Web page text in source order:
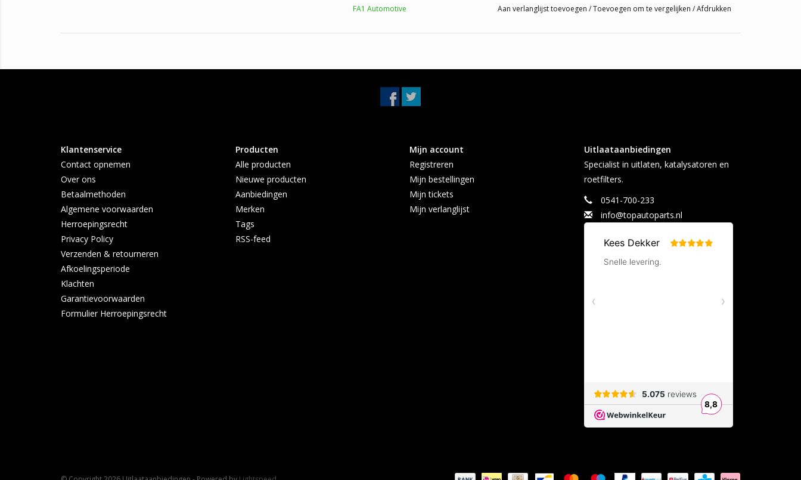
FA1 Automotive Aan verlanglijst toevoegen /Toevoegen om te vergelijken /Afdrukken
Klantenservice
Contact opnemen
Over ons
Betaalmethoden
Algemene voorwaarden
Herroepingsrecht
Privacy Policy
Verzenden & retourneren
Afkoelingsperiode
Klachten
Garantievoorwaarden
Formulier Herroepingsrecht
Producten
Alle producten
Nieuwe producten
Aanbiedingen
Merken
Tags
RSS-feed
Mijn account
Registreren
Mijn bestellingen
Mijn tickets
Mijn verlanglijst
Uitlaataanbiedingen
Specialist in uitlaten, katalysatoren en
roetfilters.
0541-700-233
info@topautoparts.nl